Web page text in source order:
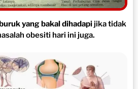
yang bakal dihadapijika tidak
obesiti hari ini juga.